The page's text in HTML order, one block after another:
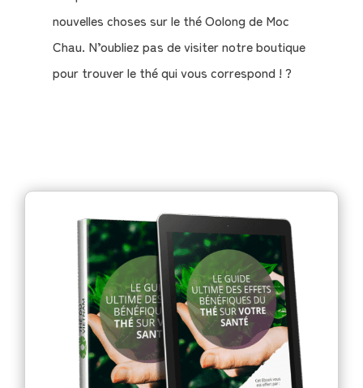
nouvelles choses sur le thé Oolong de Moc
Chau. N’oubliez pas de visiter notre boutique
pour trouver le thé qui vous correspond ! ?